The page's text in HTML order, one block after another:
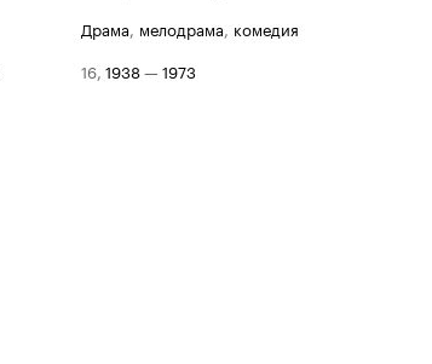
драма, мелодрама, комедия
16, 1938— 1973